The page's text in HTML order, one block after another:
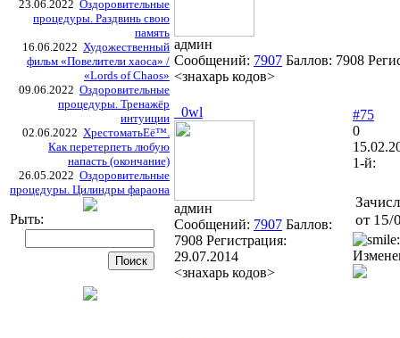
23.06.2022 Оздоровительные
процедуры. Раздвинь свою
память
16.06.2022 Художественный
фильм «Повелители хаоса» /
«Lords of Chaos»
09.06.2022 Оздоровительные
процедуры. Тренажёр
интуиции
02.06.2022 ХрестоматьЕё™.
Как перетерпеть любую
напасть (окончание)
26.05.2022 Оздоровительные
процедуры. Цилиндры фараона
Рыть:
админ
Сообщений: 7907 Баллов: 7908
<знахарь кодов>
_0wl
админ
Сообщений: 7907 Баллов:
7908 Регистрация:
29.07.2014
<знахарь кодов>
#75
0
1-й:
от 15/